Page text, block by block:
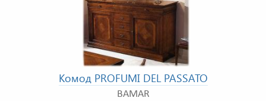
Комод PROFUMI DEL PASSATO
BAMAR